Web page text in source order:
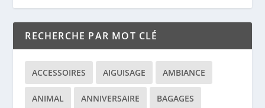
RECHERCHE PAR MOT CLÉ
ACCESSOIRES AIGUISAGE AMBIANCE
ANIMAL ANNIVERSAIRE BAGAGES